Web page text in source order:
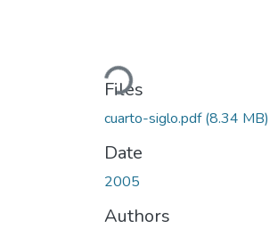
Loading...
Files
cuarto-siglo.pdf(8.34 MB)
Date
2005
Authors